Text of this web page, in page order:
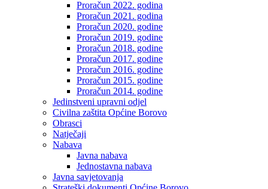
Proračun 2022. godina
Proračun 2021. godina
Proračun 2020. godine
Proračun 2019. godine
Proračun 2018. godine
Proračun 2017. godine
Proračun 2016. godine
Proračun 2015. godine
Proračun 2014. godine
Jedinstveni upravni odjel
Civilna zaštita Općine Borovo
Obrasci
Natječaji
Nabava
Javna nabava
Jednostavna nabava
Javna savjetovanja